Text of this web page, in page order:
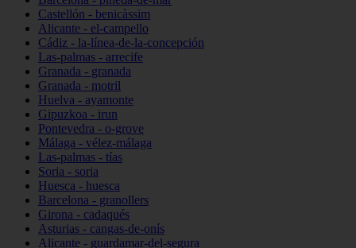
Castellón - benicàssim
Alicante - el-campello
Cádiz - la-línea-de-la-concepción
Las-palmas - arrecife
Granada - granada
Granada - motril
Huelva - ayamonte
Gipuzkoa - irun
Pontevedra - o-grove
Málaga - vélez-málaga
Las-palmas - tías
Soria - soria
Huesca - huesca
Barcelona - granollers
Girona - cadaqués
Asturias - cangas-de-onís
Alicante - guardamar-del-segura